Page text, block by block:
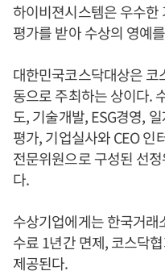
하이비젼시스템은 우수
평가를 받아 수상의 영예
대한민국코스닥대상은
동으로 주최하는 상이다.
도, 기술개발, ESG경영,
평가, 기업실사와 CEO 인
전문위원으로 구성된 선
다.
수상기업에게는 한국거
수료 1년간 면제, 코스닥
제공된다.